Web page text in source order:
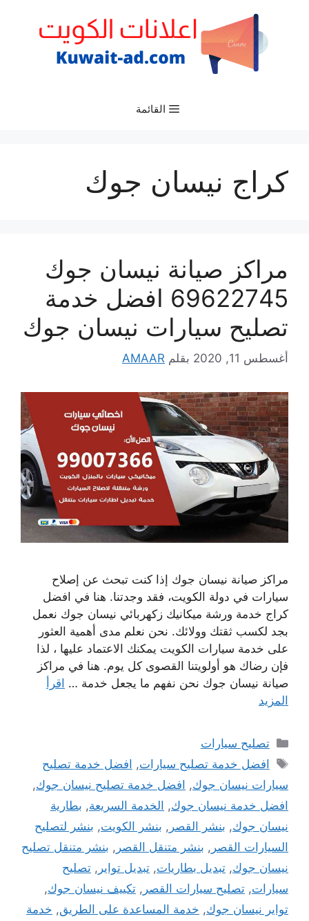
القائمة
كراج نيسان جوك
مراكز صيانة نيسان جوك
69622745 افضل خدمة
تصليح سيارات نيسان جوك
أغسطس 11, 2020 بقلم AMAAR
مراكز صيانة نيسان جوك إذا كنت تبحث عن إصلاح
سيارات في دولة الكويت، فقد وجدتنا. هنا في افضل
كراج خدمة ورشة ميكانيك زكهربائي نيسان جوك نعمل
بجد لكسب ثقتك وولائك. نحن نعلم مدى أهمية العثور
على خدمة سيارات الكويت يمكنك الاعتماد عليها ، لذا
فإن رضاك ​​هو أولويتنا القصوى كل يوم. هنا في مراكز
صيانة نيسان جوك نحن نفهم ما يجعل خدمة … اقرأ
المزيد
التصنيفات
تصليح سيارات
الوسوم
افضل خدمة تصليح سيارات, افضل خدمة تصليح
سيارات نيسان جوك, افضل خدمة تصليح نيسان جوك,
افضل خدمة نيسان جوك, الخدمة السريعة, بطارية
نيسان جوك, بنشر القصر , بنشر الكويت, بنشر لتصليح
السيارات القصر , بنشر متنقل القصر , بنشر متنقل تصليح
نيسان جوك, تبديل بطاريات, تبديل تواير , تصليح
سيارات, تصليح سيارات القصر , تكييف نيسان جوك,
تواير نيسان جوك, خدمة المساعدة على الطريق, خدمة